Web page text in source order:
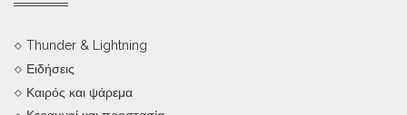
Thunder & Lightning
Ειδήσεις
Καιρός και ψάρεμα